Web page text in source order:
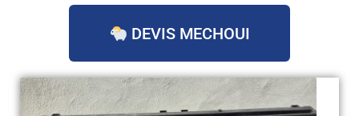
DEVIS MECHOUI